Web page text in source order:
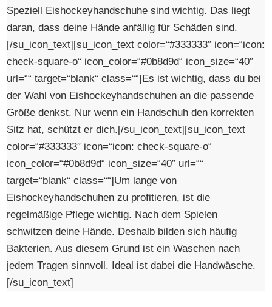
Speziell Eishockeyhandschuhe sind wichtig. Das liegt
daran, dass deine Hände anfällig für Schäden sind.
[/su_icon_text][su_icon_text color=“#333333″ icon=“icon:
check-square-o“ icon_color=“#0b8d9d“ icon_size=“40″
url=““ target=“blank“ class=““]Es ist wichtig, dass du bei
der Wahl von Eishockeyhandschuhen an die passende
Größe denkst. Nur wenn ein Handschuh den korrekten
Sitz hat, schützt er dich.[/su_icon_text][su_icon_text
color=“#333333″ icon=“icon: check-square-o“
icon_color=“#0b8d9d“ icon_size=“40″ url=““
target=“blank“ class=““]Um lange von
Eishockeyhandschuhen zu profitieren, ist die
regelmäßige Pflege wichtig. Nach dem Spielen
schwitzen deine Hände. Deshalb bilden sich häufig
Bakterien. Aus diesem Grund ist ein Waschen nach
jedem Tragen sinnvoll. Ideal ist dabei die Handwäsche.
[/su_icon_text]